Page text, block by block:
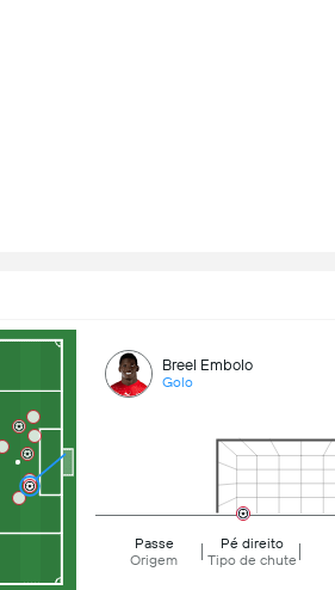
Breel Embolo
Golo
Passe
Origem
Pé direito
Tipo de chute